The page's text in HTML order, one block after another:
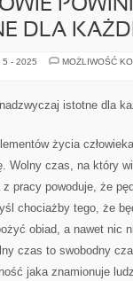
DLA
5 - 2025
MOŻLIWOŚĆ
istotne dla
życia
Wolny czas, na który
pracy powoduje, że
chociażby tego, że
obiad, a nawet nic
czas to swobodny
jaka znamionuje